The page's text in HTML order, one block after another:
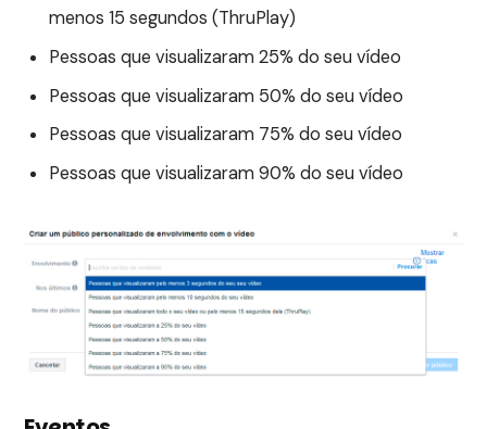
menos 15 segundos (ThruPlay)
Pessoas que visualizaram 25% do seu vídeo
Pessoas que visualizaram 50% do seu vídeo
Pessoas que visualizaram 75% do seu vídeo
Pessoas que visualizaram 90% do seu vídeo